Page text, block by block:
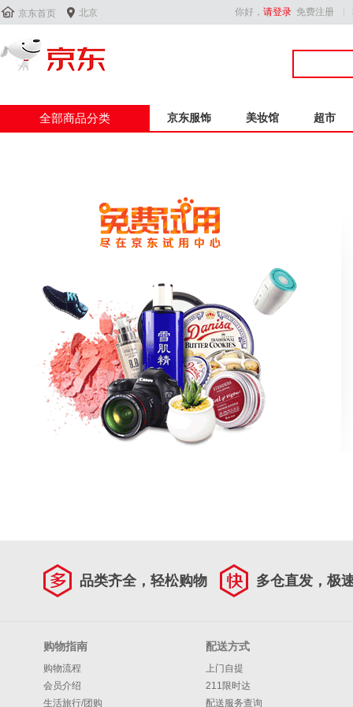
 京东首页  北京 你好， 请登录 免费注册
全部商品分类 京东服饰 美妆馆 超市
品类齐全，轻松购物 多仓直发，极
购物指南
购物流程
会员介绍
生活旅行/团购
配送方式
上门自提
211限时达
配送服务查询